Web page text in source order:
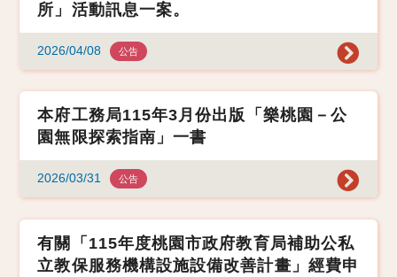
所」活動訊息一案。
2026/04/08 公告
本府工務局115年3月份出版「樂桃園－公
園無限探索指南」一書
2026/03/31 公告
有關「115年度桃園市政府教育局補助公私
立教保服務機構設施設備改善計畫」經費申